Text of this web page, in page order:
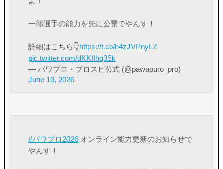
一部選手の能力を先に公開でやんす！
詳細はこちら👇https://t.co/h4zJVPnyLZ
pic.twitter.com/dKKIIhq3Sk
— パワプロ・プロスピ公式 (@pawapuro_pro)
June 10, 2026
#パワプロ2026 オンライン能力更新のお知らせで
やんす！